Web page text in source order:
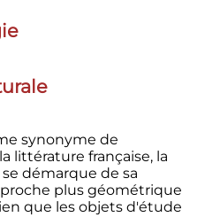
synonyme de
littérature française, la
démarque de sa
plus géométrique
que les objets d'étude